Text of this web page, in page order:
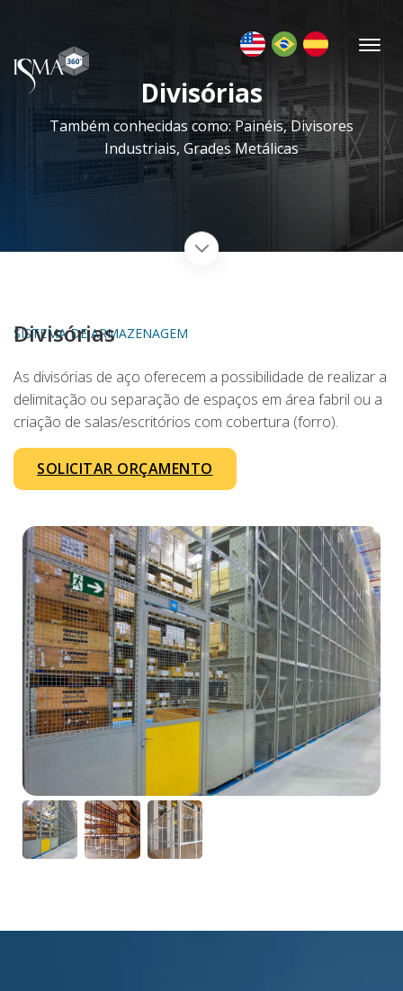
Divisórias
Também conhecidas como: Painéis, Divisores
Industriais, Grades Metálicas
SISTEMA DE ARMAZENAGEM
Divisórias
As divisórias de aço oferecem a possibilidade de realizar a
delimitação ou separação de espaços em área fabril ou a
criação de salas/escritórios com cobertura (forro).
SOLICITAR ORÇAMENTO